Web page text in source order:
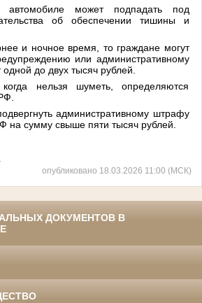
может подпадать под
об обеспечении тишины и
и ночное время, то граждане могут
или административному
до двух тысяч рублей.
нельзя шуметь, определяются
административному штрафу
на сумму свыше пяти тысяч рублей.
опубликовано 18.03.2026 11:00 (МСК)
ДОКУМЕНТОВ В